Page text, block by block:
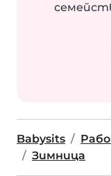
Babysits
Зимница